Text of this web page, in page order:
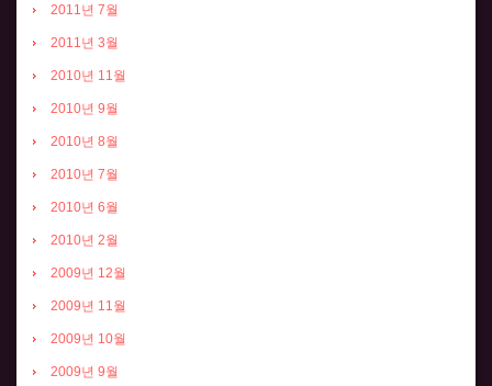
2011년 7월
2011년 3월
2010년 11월
2010년 9월
2010년 8월
2010년 7월
2010년 6월
2010년 2월
2009년 12월
2009년 11월
2009년 10월
2009년 9월